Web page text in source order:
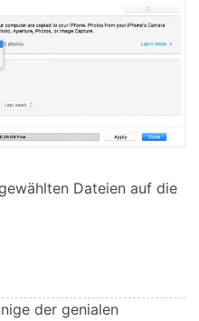
Dateien auf die
der genialen